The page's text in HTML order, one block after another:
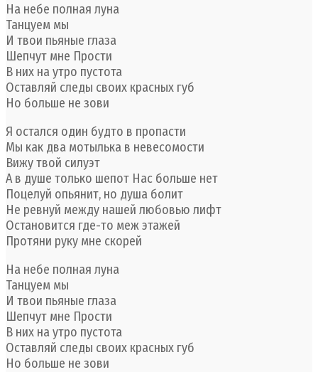
На небе полная луна
Танцуем мы
И твои пьяные глаза
Шепчут мне Прости
В них на утро пустота
Оставляй следы своих красных губ
Но больше не зови
Я остался один будто в пропасти
Мы как два мотылька в невесомости
Вижу твой силуэт
А в душе только шепот Нас больше нет
Поцелуй опьянит, но душа болит
Не ревнуй между нашей любовью лифт
Остановится где-то меж этажей
Протяни руку мне скорей
На небе полная луна
Танцуем мы
И твои пьяные глаза
Шепчут мне Прости
В них на утро пустота
Оставляй следы своих красных губ
Но больше не зови